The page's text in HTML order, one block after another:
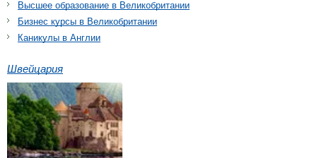
Высшее образование в Великобритании
Бизнес курсы в Великобритании
Каникулы в Англии
Швейцария